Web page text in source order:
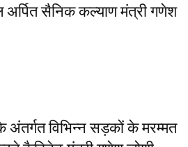
अर्पित सैनिक कल्याण मंत्री गणेश
अंतर्गत विभिन्न सड़कों के मरम्मत